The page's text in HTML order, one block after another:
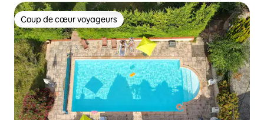
Coup de cœur voyageurs
Coup de cœur voyageurs